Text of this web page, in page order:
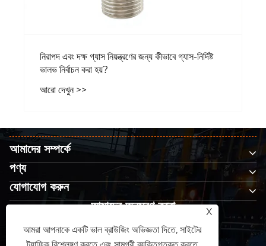
নিরাপদ এবং দক্ষ গ্যাস নিয়ন্ত্রণের জন্য কীভাবে গ্যাস-নির্দিষ্ট
ভালভ নির্বাচন করা হয়?
আরো দেখুন >>
আমাদের সম্পর্কে
পণ্য
যোগাযোগ করুন
আমাদের অনুসরণ করো
X
আমরা আপনাকে একটি ভাল ব্রাউজিং অভিজ্ঞতা দিতে, সাইটের